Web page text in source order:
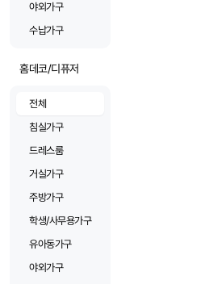
야외가구
수납가구
홈데코/디퓨저
전체
침실가구
드레스룸
거실가구
주방가구
학생/사무용가구
유아동가구
야외가구